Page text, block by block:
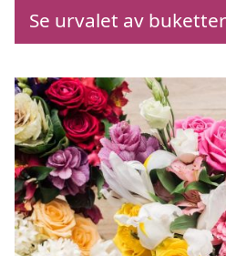
Se urvalet av buketter